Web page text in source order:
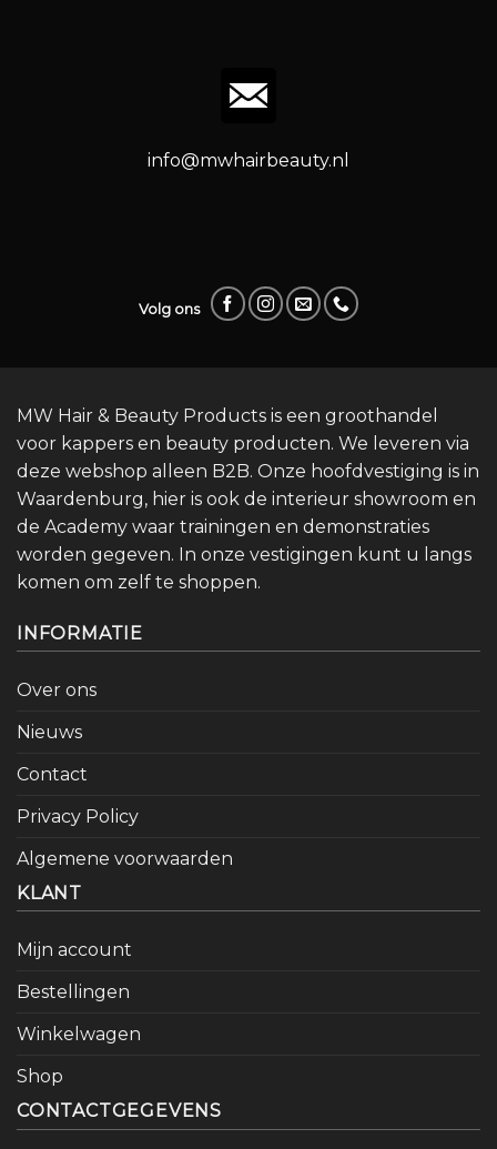
info@mwhairbeauty.nl
Volg ons
MW Hair & Beauty Products is een groothandel
voor kappers en beauty producten. We leveren via
deze webshop alleen B2B. Onze hoofdvestiging is in
Waardenburg, hier is ook de interieur showroom en
de Academy waar trainingen en demonstraties
worden gegeven. In onze vestigingen kunt u langs
komen om zelf te shoppen.
INFORMATIE
Over ons
Nieuws
Contact
Privacy Policy
Algemene voorwaarden
KLANT
Mijn account
Bestellingen
Winkelwagen
Shop
CONTACTGEGEVENS